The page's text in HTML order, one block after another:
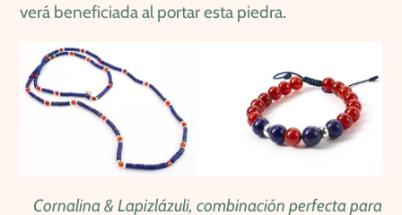
verá beneficiada al portar esta piedra.
Cornalina & Lapizlázuli, combinación perfecta para